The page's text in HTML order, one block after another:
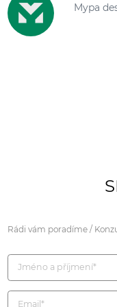
Mypa
Rádi vám poradíme /